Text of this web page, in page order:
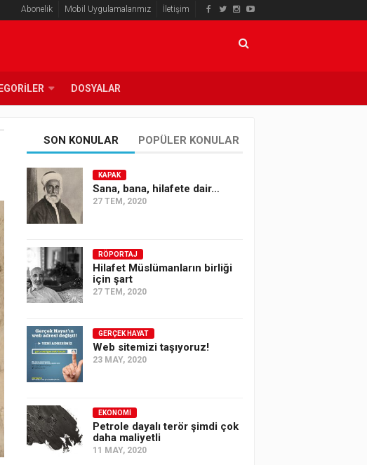
Abonelik Mobil Uygulamalarımız İletişim
DOSYALAR
SON KONULAR POPÜLER KONULAR
KAPAK
Sana, bana, hilafete dair…
27 TEM, 2020
RÖPORTAJ
Hilafet Müslümanların birliği
için şart
27 TEM, 2020
GERÇEK HAYAT
Web sitemizi taşıyoruz!
23 MAY, 2020
EKONOMI
Petrole dayalı terör şimdi çok
daha maliyetli
11 MAY, 2020